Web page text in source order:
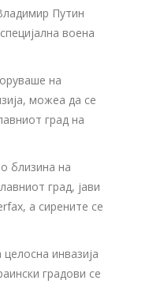
Путин
воена
на
можеа да се
град на
близина на
град, јави
а сирените се
инвазија
градови се